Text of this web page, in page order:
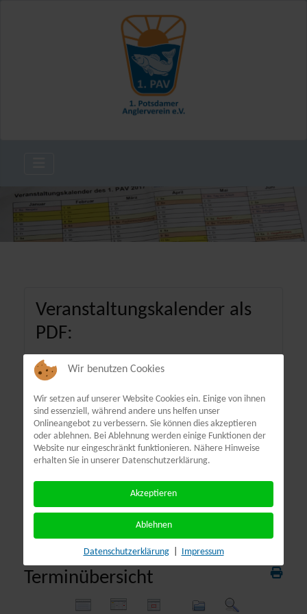
Veranstaltungskalender als
PDF:
Terminübersicht
Wir benutzen Cookies
Wir setzen auf unserer Website Cookies ein. Einige von ihnen
sind essenziell, während andere uns helfen unser
Onlineangebot zu verbessern. Sie können dies akzeptieren
oder ablehnen. Bei Ablehnung werden einige Funktionen der
Website nur eingeschränkt funktionieren. Nähere Hinweise
erhalten Sie in unserer Datenschutzerklärung.
Akzeptieren
Ablehnen
Datenschutzerklärung Impressum